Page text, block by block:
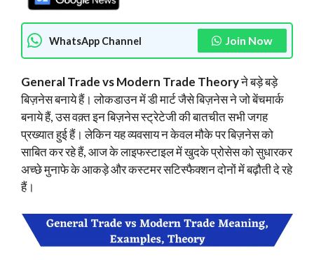
WhatsApp Channel Join Now
General Trade vs Modern Trade Theoryने बड़े बड़े
बिज़नेस बनाये हैं। लोकडाउन में डी मार्ट जैसे बिज़नेस ने जो बेंचमार्क
बनाये हैं, उस वक़्त इन बिज़नेस स्ट्रेटेजी की बातचीत सभी जगह
प्रख्यात हुई हैं। लेकिन यह व्यवसाय न केवल मौके पर बिज़नेस को
साबित कर रहे हैं, आज के लाइफस्टाइल में खुदके प्रोसेस को सुधारकर
अच्छे मुनाफे के आकड़े और कस्टमर सटिस्फैक्शन दोनों में बढ़ौती दे रहे
हैं।